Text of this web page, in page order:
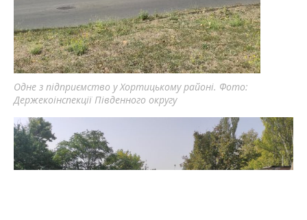
Одне з підприємство у Хортицькому районі. Фото:
Держекоінспекції Південного округу